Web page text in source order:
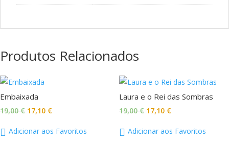
Produtos Relacionados
Embaixada
19,00€ O
original
17,10 €O
atual
Adicionar aos Favoritos
Laura e o Rei das Sombras
19,00€ O
original
17,10 €O
atual
Adicionar aos Favoritos